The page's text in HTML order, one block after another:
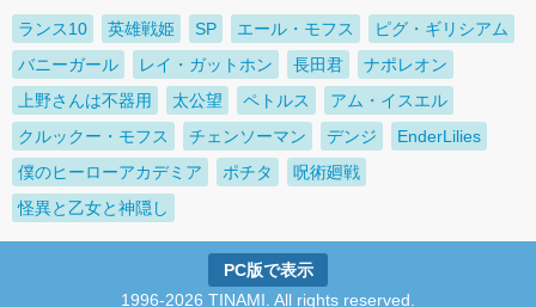
ランス10 英雄戦姫 SP エール・モフス
ピグ・ギリシアム
バニーガール
レイ・ガットホン 長田君
ナポレオン
上野さんは不器用
太公望 ペトルス
アム・イスエル
クルックー・モフス
チェンソーマン デンジ
EnderLilies
僕のヒーローアカデミア
ポチタ
呪術廻戦
怪異と乙女と神隠し
PC版で表示
1996-2026 TINAMI. All rights reserved.